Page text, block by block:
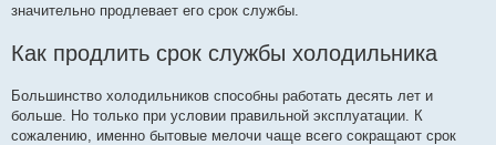
значительно продлевает его срок службы.
Как продлить срок службы холодильника
Большинство холодильников способны работать десять лет и
больше. Но только при условии правильной эксплуатации. К
сожалению, именно бытовые мелочи чаще всего сокращают срок